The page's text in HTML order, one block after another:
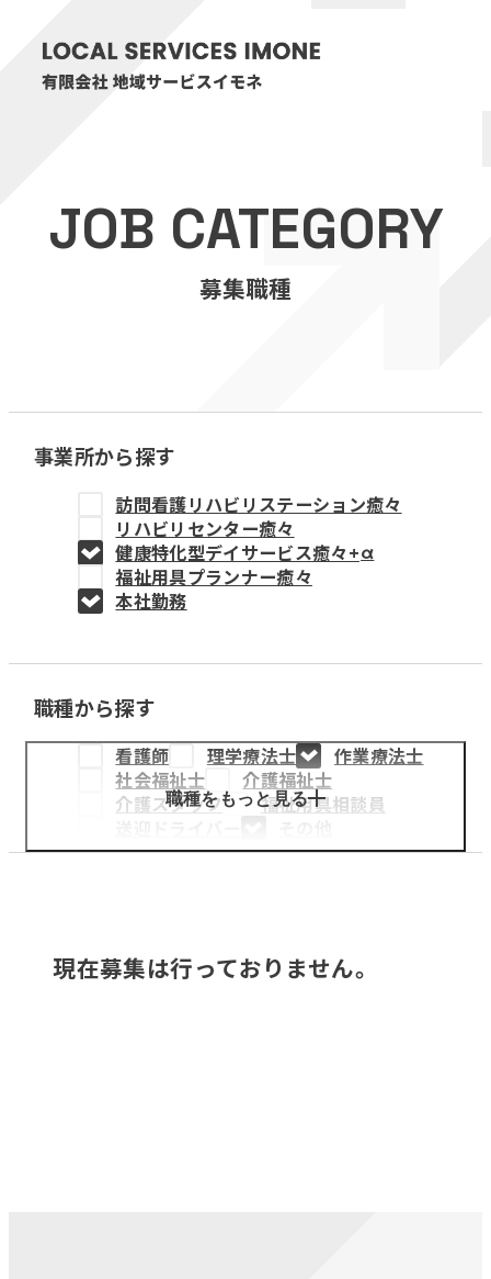
医療・介護事業
訪問看護リハビリステーション癒々
福祉用具プランナー癒々
教育事業
姫路中央こども園
姫路中央保育園
採用情報
医療・介護事業
募集職種
JOB CATEGORY
募集職種
事業所から探す
訪問看護リハビリステーション癒々
リハビリセンター癒々
健康特化型デイサービス癒々+α
福祉用具プランナー癒々
本社勤務
職種から探す
看護師 理学療法士
作業療法士
社会福祉士
介護福祉士
介護スタッフ
福祉用具相談員
職種をもっと見る
現在募集は行っておりません。